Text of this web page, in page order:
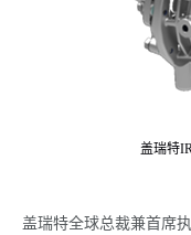
盖瑞特
盖瑞特全球总裁兼首席